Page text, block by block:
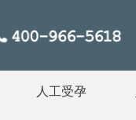
人工受孕